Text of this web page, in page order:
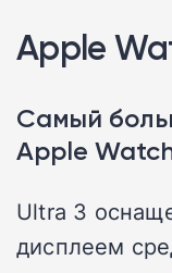
Apple
Самый
Apple
Ultra 3
дисплеем